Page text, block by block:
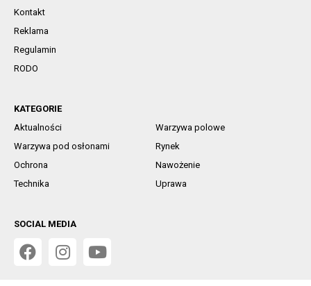
Kontakt
Reklama
Regulamin
RODO
KATEGORIE
Aktualności
Warzywa polowe
Warzywa pod osłonami
Rynek
Ochrona
Nawożenie
Technika
Uprawa
SOCIAL MEDIA